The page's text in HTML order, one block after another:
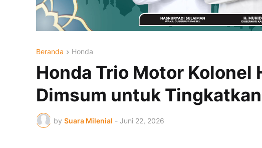
Beranda Honda
Honda Trio Motor Kolonel
Dimsum untuk
by Suara Milenial - Juni 22, 2026